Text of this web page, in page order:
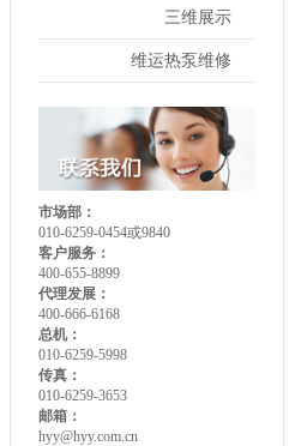
三维展示
维运热泵维修
市场部：
010-6259-0454或9840
客户服务：
400-655-8899
代理发展：
400-666-6168
总机：
010-6259-5998
传真：
010-6259-3653
邮箱：
hyy@hyy.com.cn